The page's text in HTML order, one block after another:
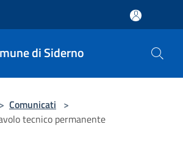
di Siderno
> Comunicati >
tecnico permanente